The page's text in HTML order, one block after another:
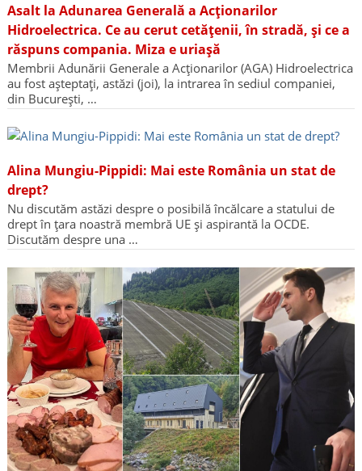
Asalt la Adunarea Generală a Acționarilor
Hidroelectrica. Ce au cerut cetățenii, în stradă, și ce a
răspuns compania. Miza e uriașă
Membrii Adunării Generale a Acționarilor (AGA) Hidroelectrica
au fost așteptați, astăzi (joi), la intrarea în sediul companiei,
din București, …
Alina Mungiu-Pippidi: Mai este România un stat de
drept?
Nu discutăm astăzi despre o posibilă încălcare a statului de
drept în țara noastră membră UE și aspirantă la OCDE.
Discutăm despre una …